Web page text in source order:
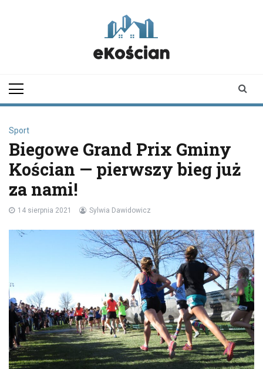
Sport
Biegowe Grand Prix Gminy
Kościan — pierwszy bieg już
za nami!
14 sierpnia 2021 Sylwia Dawidowicz